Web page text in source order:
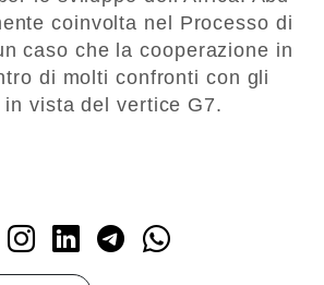
coinvolta nel Processo di
caso che la cooperazione in
di molti confronti con gli
vista del vertice G7.